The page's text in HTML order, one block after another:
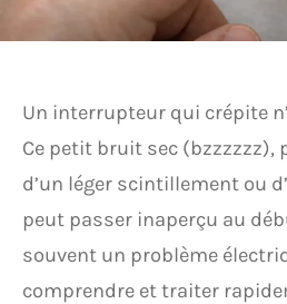
Un interrupteur qui crépite
Ce petit bruit sec (bzzzzzz),
d’un léger scintillement ou
peut passer inaperçu au
souvent un problème
comprendre et traiter